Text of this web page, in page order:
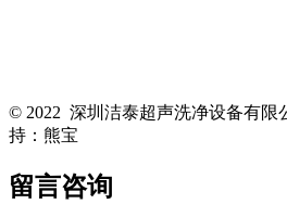
© 2022 深圳洁泰超声洗净设备有
持：熊宝
留言咨询